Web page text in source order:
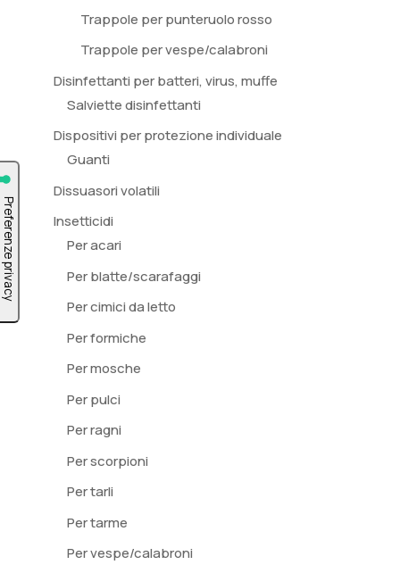
Trappole per punteruolo rosso
Trappole per vespe/calabroni
Disinfettanti per batteri, virus, muffe
Salviette disinfettanti
Dispositivi per protezione individuale
Guanti
Dissuasori volatili
Insetticidi
Per acari
Per blatte/scarafaggi
Per cimici da letto
Per formiche
Per mosche
Per pulci
Per ragni
Per scorpioni
Per tarli
Per tarme
Per vespe/calabroni